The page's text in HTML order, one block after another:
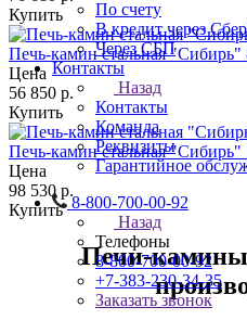
По счету
В кредит через
Через СБП
Контакты
Назад
Контакты
Команда
Реквизиты
Гарантийное
8-800-700-00-92
Назад
Телефоны
8-800-700-00-92
+7-383-230-34-35
Заказать звонок
Купить
Печь-камин стальная "Сибирь"
Цена
56 850 р.
Купить
Печь-камин стальная "Сибирь"
Цена
98 530р.
Купить
Печи-